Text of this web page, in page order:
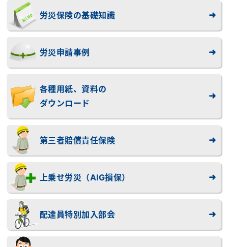
労災保険の基礎知識
労災申請事例
各種用紙、資料の
ダウンロード
第三者賠償責任保険
上乗せ労災（AIG損保）
配達員特別加入部会